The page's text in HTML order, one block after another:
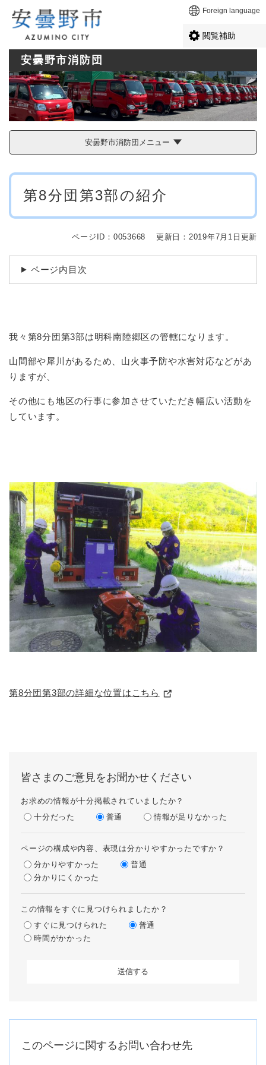
メニューを飛ばして本文へ Foreign language
閲覧補助
安曇野市消防団
安曇野市消防団メニュー
本
第8分団第3部の紹介
ページID：0053668 更新日：2019年7月1日更新
ページ内目次
我々第8分団第3部は明科南陸郷区の管轄になります。
山間部や犀川があるため、山火事予防や水害対応などがあ
りますが、
その他にも地区の行事に参加させていただき幅広い活動を
しています。
第8分団第3部の詳細な位置はこちら
皆さまのご意見をお聞かせください
お求めの情報が十分掲載されていましたか？
十分だった
普通 情報が足りなかった
ページの構成や内容、表現は分かりやすかったですか？
分かりやすかった
普通
分かりにくかった
この情報をすぐに見つけられましたか？
すぐに見つけられた
普通
時間がかかった
このページに関するお問い合わせ先